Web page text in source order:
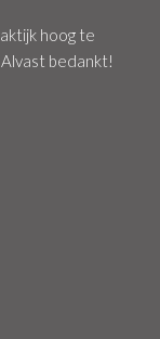
hoog te
bedankt!